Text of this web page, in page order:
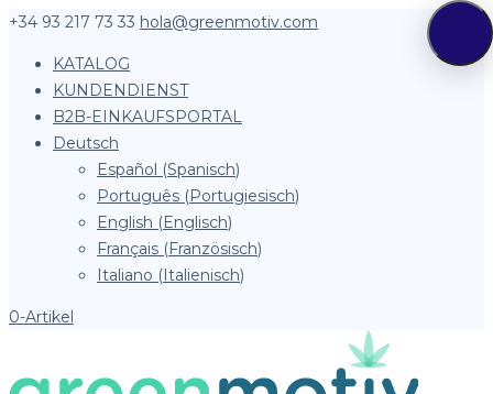
+34 93 217 73 33 hola@greenmotiv.com
KATALOG
KUNDENDIENST
B2B-EINKAUFSPORTAL
Deutsch
Español (Spanisch)
Português (Portugiesisch)
English (Englisch)
Français (Französisch)
Italiano (Italienisch)
0-Artikel